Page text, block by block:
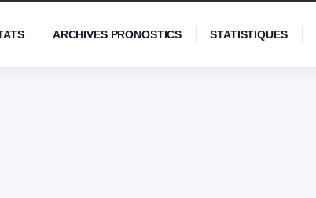
ARCHIVES PRONOSTICS STATISTIQUES